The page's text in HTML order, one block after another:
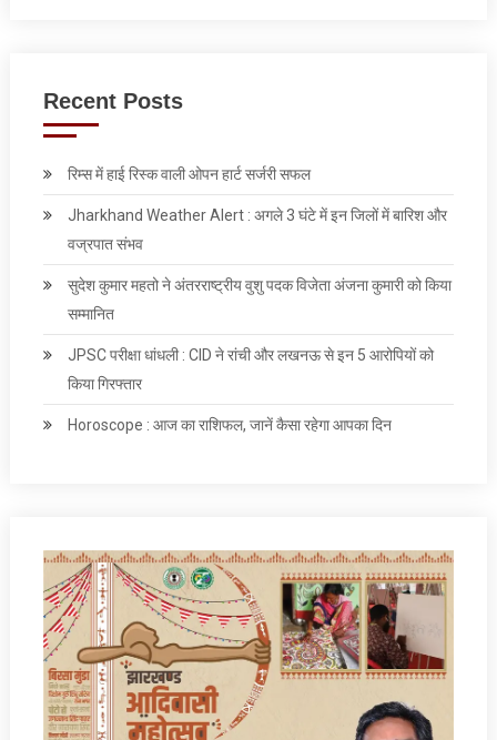
Recent Posts
रिम्स में हाई रिस्क वाली ओपन हार्ट सर्जरी सफल
Jharkhand Weather Alert : अगले 3 घंटे में इन जिलों में बारिश और
वज्रपात संभव
सुदेश कुमार महतो ने अंतरराष्ट्रीय वुशु पदक विजेता अंजना कुमारी को किया
सम्मानित
JPSC परीक्षा धांधली : CID ने रांची और लखनऊ से इन 5 आरोपियों को
किया गिरफ्तार
Horoscope : आज का राशिफल, जानें कैसा रहेगा आपका दिन